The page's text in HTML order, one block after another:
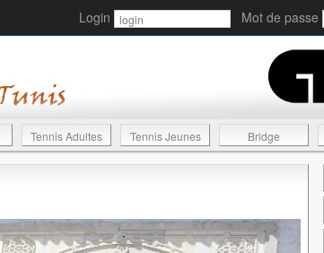
Login Mot de passe
Tennis Adultes Tennis Jeunes Bridge